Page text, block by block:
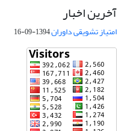
آخرین اخبار
امتیاز تشویقی داوران1394-09-16